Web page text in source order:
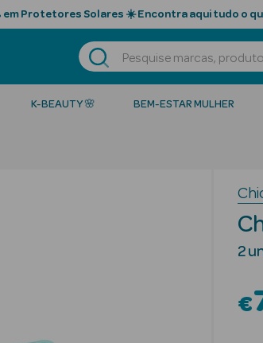
em Protetores Solares ☀️ Encontra aqui tudo o
K-BEAUTY 🌸 BEM-ESTAR MULHER
2
€